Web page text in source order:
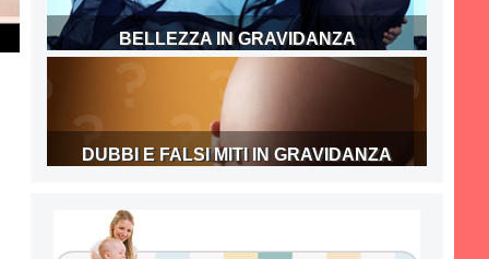
BELLEZZA IN GRAVIDANZA
DUBBI E FALSI MITI IN GRAVIDANZA